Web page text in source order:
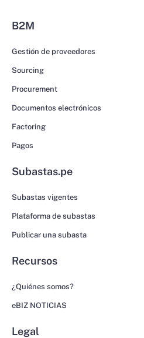
B2M
Gestión de proveedores
Sourcing
Procurement
Documentos electrónicos
Factoring
Pagos
Subastas.pe
Subastas vigentes
Plataforma de subastas
Publicar una subasta
Recursos
¿Quiénes somos?
eBIZ NOTICIAS
Legal